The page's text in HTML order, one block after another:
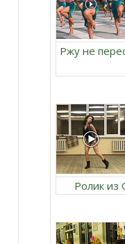
Ржу не
Ролик из